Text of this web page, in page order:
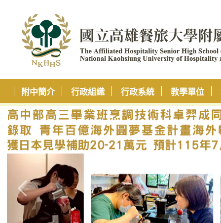
附中簡介 行政組織 行政系統 教學單位